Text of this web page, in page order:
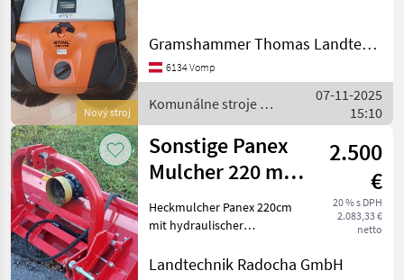
Nový stroj
ausgestattet mit dem STIHL
MulitClean PLUS
Kehrsystem, einer 8-fac
Gramshammer Thomas Landtechnik
6134 Vomp
Komunálne stroje /
Stihl
07-11-2025
15:10
Sonstige Panex
Mulcher 220 mit
Hd-
Verschiebung
2.500
€
20 % s DPH
2.083,33 €
netto
Heckmulcher Panex 220cm
mit hydraulischer
Hammerschlägel, inkl.
Landtechnik Radocha GmbH